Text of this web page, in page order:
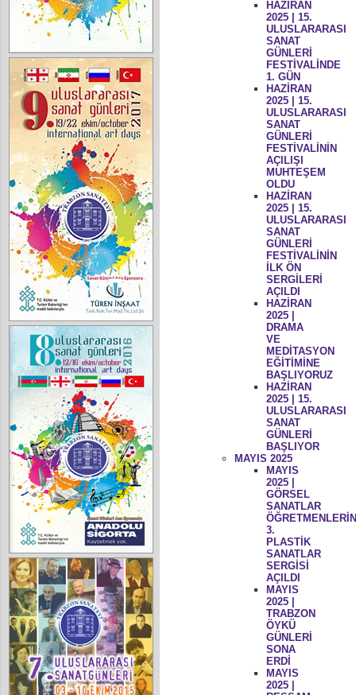
HAZİRAN
2025 | 15.
ULUSLARARASI
SANAT
GÜNLERİ
FESTİVALİNDE
1. GÜN
HAZİRAN
2025 | 15.
ULUSLARARASI
SANAT
GÜNLERİ
FESTİVALİNİN
AÇILIŞI
MUHTEŞEM
OLDU
HAZİRAN
2025 | 15.
ULUSLARARASI
SANAT
GÜNLERİ
FESTİVALİNİN
İLK ÖN
SERGİLERİ
AÇILDI
HAZİRAN
2025 |
DRAMA
VE
MEDİTASYON
EĞİTİMİNE
BAŞLIYORUZ
HAZİRAN
2025 | 15.
ULUSLARARASI
SANAT
GÜNLERİ
BAŞLIYOR
MAYIS 2025
MAYIS
2025 |
GÖRSEL
SANATLAR
3.
PLASTİK
SANATLAR
SERGİSİ
AÇILDI
MAYIS
2025 |
TRABZON
ÖYKÜ
GÜNLERİ
SONA
ERDİ
MAYIS
2025 |